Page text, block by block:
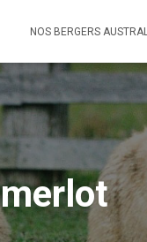
NOS BERGERS
merlot